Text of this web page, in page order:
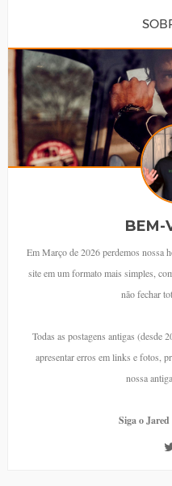
BEM-
Em Março de 2026 perdemos nossa
site em um formato mais simples,
não fechar
Todas as postagens antigas (desde
apresentar erros em links e fotos,
nossa
Siga o Jared